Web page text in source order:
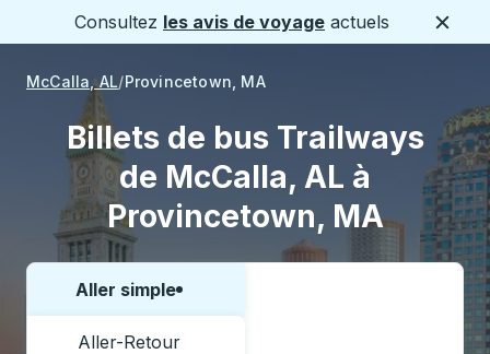
Consultez les avis de voyage actuels
McCalla, AL Provincetown, MA
Billets de bus Trailways
de McCalla, AL à
Provincetown, MA
Choisissez un sens ou un aller-retour:
Aller simple
Aller-Retour